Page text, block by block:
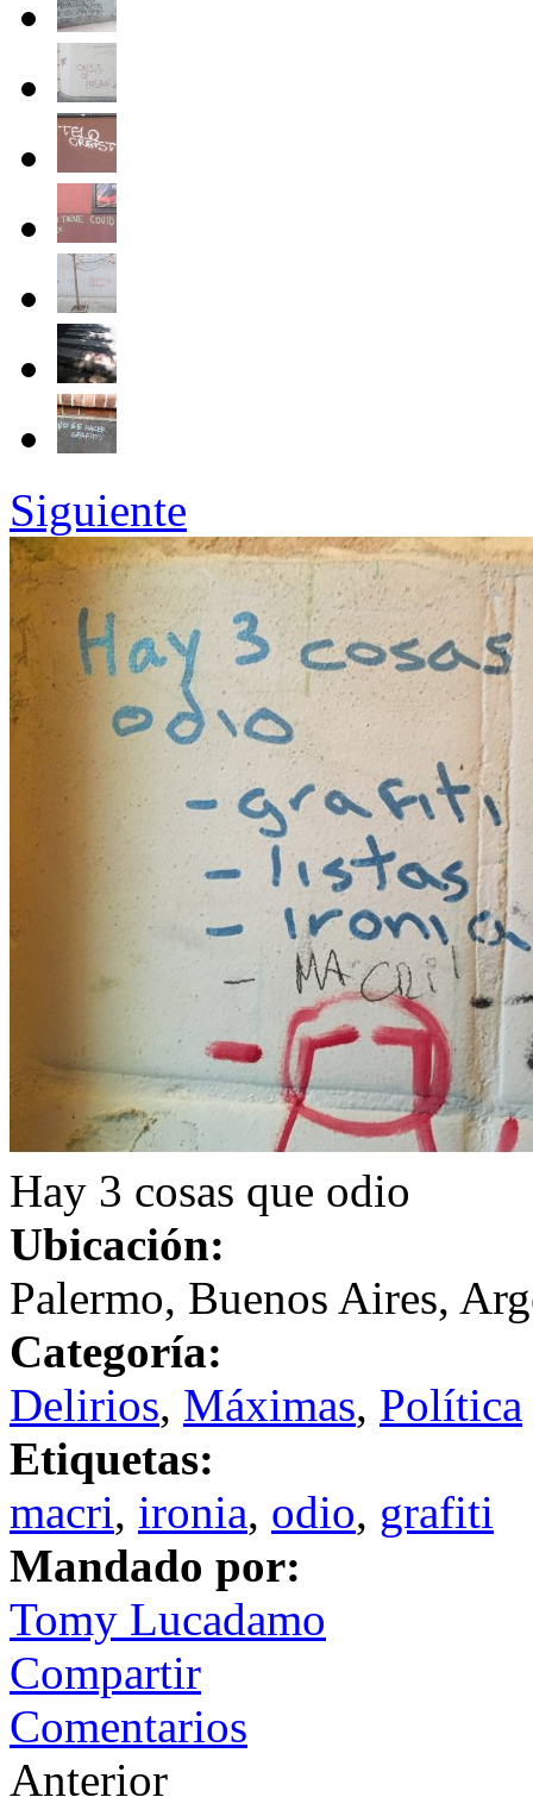
Siguiente
Hay 3 cosas que odio
Ubicación:
Palermo, Buenos Aires,
Categoría:
Delirios, Máximas, Política
Etiquetas:
macri, ironia, odio, grafiti
Mandado por:
Tomy Lucadamo
Compartir
Comentarios
Anterior